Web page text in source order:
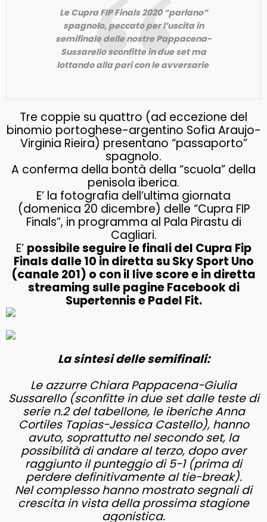
Le Cupra FIP Finals 2020 “parlano”
spagnolo, peccato per l’uscita in
semifinale delle nostre Pappacena-
Sussarello sconfitte in due set ma
lottando alla pari con le avversarie
Tre coppie su quattro (ad eccezione del
binomio portoghese-argentino Sofia Araujo-
Virginia Rieira) presentano “passaporto”
spagnolo.
A conferma della bontà della “scuola” della
penisola iberica.
E’ la fotografia dell’ultima giornata
(domenica 20 dicembre) delle “Cupra FIP
Finals”, in programma al Pala Pirastu di
Cagliari.
E’ possibile seguire le finali del Cupra Fip
Finals dalle 10 in diretta su Sky Sport Uno
(canale 201) o con il live score e in diretta
streaming sulle pagine Facebook di
Supertennis e Padel Fit.
La sintesi delle semifinali:
Le azzurre Chiara Pappacena-Giulia
Sussarello (sconfitte in due set dalle teste di
serie n.2 del tabellone, le iberiche Anna
Cortiles Tapias-Jessica Castello), hanno
avuto, soprattutto nel secondo set, la
possibilità di andare al terzo, dopo aver
raggiunto il punteggio di 5-1 (prima di
perdere definitivamente al tie-break).
Nel complesso hanno mostrato segnali di
crescita in vista della prossima stagione
agonistica.